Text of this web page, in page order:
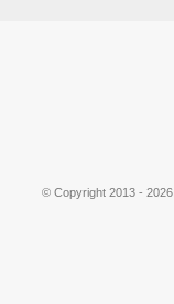
© Copyright 2013 - 2026